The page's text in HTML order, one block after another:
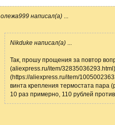
олежа999 написал(а)
Nikduke написал(а)
Так, прошу прощения за повтор
(aliexpress.ru/item/
(https://aliexpress.ru/item/
винта крепления термостата пара
10 раз примерно, 110 рублей